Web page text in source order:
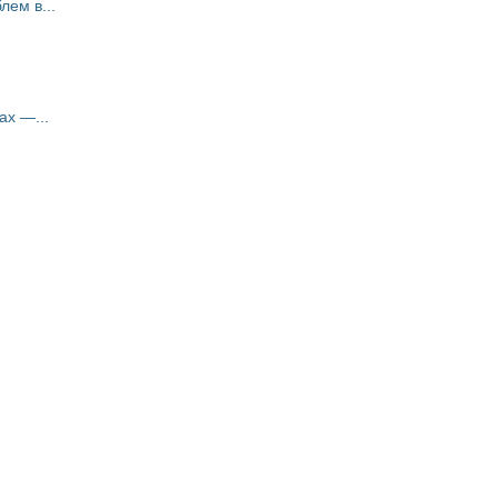
в...
—...